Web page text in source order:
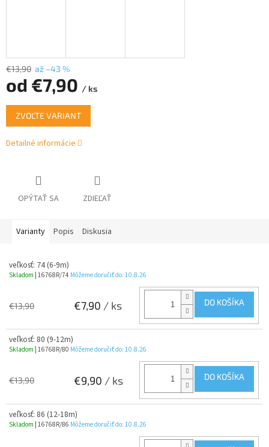
€13,90 až –43 %
od €7,90 / ks
Jednotková
cena:
ZVOĽTE VARIANT
Detailné informácie
OPÝTAŤ SA ZDIEĽAŤ
Varianty Popis Diskusia
veľkosť: 74 (6-9m)
Skladom | 16768R/74 Môžeme doručiť do: 10.8.26
€13,90 €7,90 / ks DO KOŠÍKA
veľkosť: 80 (9-12m)
Skladom | 16768R/80 Môžeme doručiť do: 10.8.26
€13,90 €9,90 / ks DO KOŠÍKA
veľkosť: 86 (12-18m)
Skladom | 16768R/86 Môžeme doručiť do: 10.8.26